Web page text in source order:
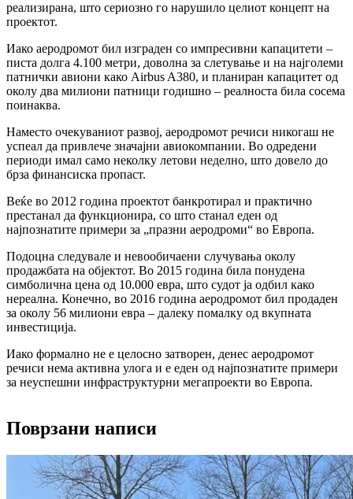
реализирана, што сериозно го нарушило целиот концепт на
проектот.
Иако аеродромот бил изграден со импресивни капацитети –
писта долга 4.100 метри, доволна за слетување и на најголеми
патнички авиони како Airbus A380, и планиран капацитет од
околу два милиони патници годишно – реалноста била сосема
поинаква.
Наместо очекуваниот развој, аеродромот речиси никогаш не
успеал да привлече значајни авиокомпании. Во одредени
периоди имал само неколку летови неделно, што довело до
брза финансиска пропаст.
Веќе во 2012 година проектот банкротирал и практично
престанал да функционира, со што станал еден од
најпознатите примери за „празни аеродроми“ во Европа.
Подоцна следувале и невообичаени случувања околу
продажбата на објектот. Во 2015 година била понудена
симболична цена од 10.000 евра, што судот ја одбил како
нереална. Конечно, во 2016 година аеродромот бил продаден
за околу 56 милиони евра – далеку помалку од вкупната
инвестиција.
Иако формално не е целосно затворен, денес аеродромот
речиси нема активна улога и е еден од најпознатите примери
за неуспешни инфраструктурни мегапроекти во Европа.
Поврзани написи